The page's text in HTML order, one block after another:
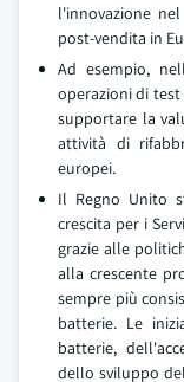
l'innovazione
post-vendita in
Ad esempio,
operazioni di
supportare la
attività di
europei.
Il Regno Unito
crescita per i
grazie alle
alla crescente
sempre più
batterie. Le
batterie,
dello sviluppo